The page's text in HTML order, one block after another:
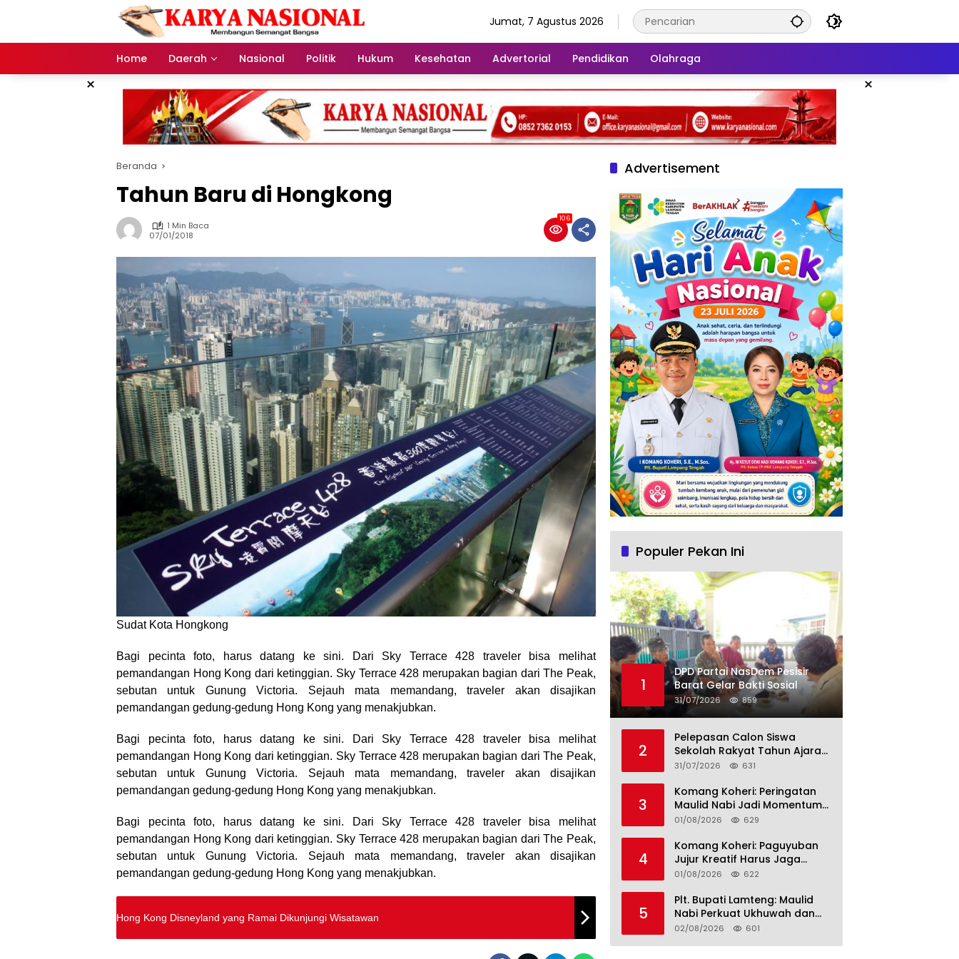
Jumat, 7 Agustus 2026
Home Daerah Nasional Politik Hukum Kesehatan Advertorial Pendidikan Olahraga
× ×
Beranda
Tahun Baru di Hongkong
1 Min Baca
07/01/2018
106
Sudat Kota Hongkong
Bagi pecinta foto, harus datang ke sini. Dari Sky Terrace 428 traveler bisa melihat
pemandangan Hong Kong dari ketinggian. Sky Terrace 428 merupakan bagian dari The Peak,
sebutan untuk Gunung Victoria. Sejauh mata memandang, traveler akan disajikan
pemandangan gedung-gedung Hong Kong yang menakjubkan.
Bagi pecinta foto, harus datang ke sini. Dari Sky Terrace 428 traveler bisa melihat
pemandangan Hong Kong dari ketinggian. Sky Terrace 428 merupakan bagian dari The Peak,
sebutan untuk Gunung Victoria. Sejauh mata memandang, traveler akan disajikan
pemandangan gedung-gedung Hong Kong yang menakjubkan.
Bagi pecinta foto, harus datang ke sini. Dari Sky Terrace 428 traveler bisa melihat
pemandangan Hong Kong dari ketinggian. Sky Terrace 428 merupakan bagian dari The Peak,
sebutan untuk Gunung Victoria. Sejauh mata memandang, traveler akan disajikan
pemandangan gedung-gedung Hong Kong yang menakjubkan.
Hong Kong Disneyland yang Ramai Dikunjungi Wisatawan
Advertisement
Populer Pekan Ini
1
DPD Partai NasDem Pesisir
Barat Gelar Bakti Sosial
31/07/2026 859
2
Pelepasan Calon Siswa
Sekolah Rakyat Tahun Ajaran
2026–2027, Plt. Bupati
Hadirkan Pendidikan
Berkualitas
31/07/2026 631
3
Komang Koheri: Peringatan
Maulid Nabi Jadi Momentum
Perkuat Ukhuwah Umat di
01/08/2026 629
4
Komang Koheri: Paguyuban
Jujur Kreatif Harus Jaga
Persatuan untuk Kemajuan
01/08/2026 622
5
Plt. Bupati Lamteng: Maulid
Nabi Perkuat Ukhuwah dan
Jaga Kerukunan Umat
02/08/2026 601